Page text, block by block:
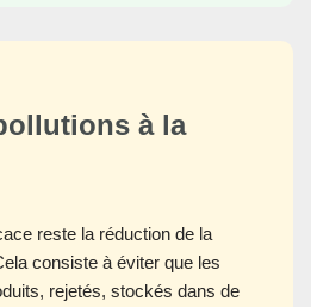
à la
reste la réduction de la
consiste à éviter que les
rejetés, stockés dans de